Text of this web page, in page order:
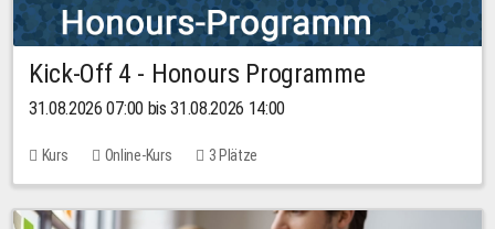
Kick-Off 4 - Honours Programme
31.08.2026 07:00 bis 31.08.2026 14:00
Kurs Online-Kurs 3 Plätze